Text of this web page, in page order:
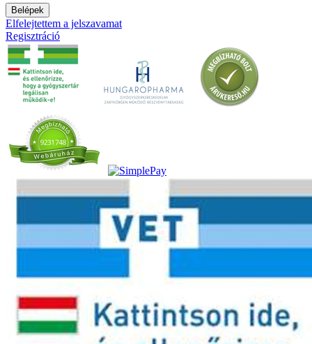
Belépek
Elfelejtettem a jelszavamat
Regisztráció